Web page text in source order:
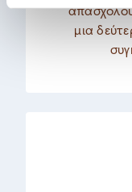
μια